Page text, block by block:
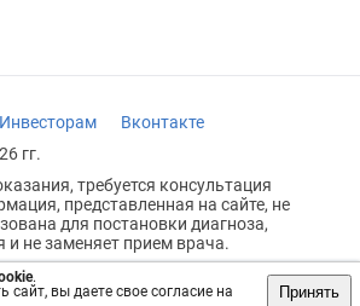
.
сайт, вы даете свое согласие на
Принять
Инвесторам
Вконтакте
гг.
требуется консультация
представленная на сайте, не
для постановки диагноза,
и не заменяет прием врача.
18+